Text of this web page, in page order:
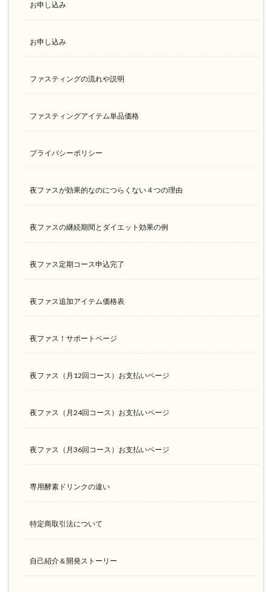
お申し込み
お申し込み
ファスティングの流れや説明
ファスティングアイテム単品価格
プライバシーポリシー
夜ファスが効果的なのにつらくない４つの理由
夜ファスの継続期間とダイエット効果の例
夜ファス定期コース申込完了
夜ファス追加アイテム価格表
夜ファス！サポートページ
夜ファス（月12回コース）お支払いページ
夜ファス（月24回コース）お支払いページ
夜ファス（月36回コース）お支払いページ
専用酵素ドリンクの違い
特定商取引法について
自己紹介＆開発ストーリー